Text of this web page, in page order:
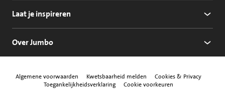
Laat je inspireren
Over Jumbo
Algemene voorwaarden Kwetsbaarheid melden
Cookies & Privacy
Toegankelijkheidsverklaring
Cookie voorkeuren